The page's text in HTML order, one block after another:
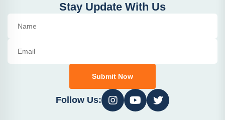
Stay Update With Us
Submit Now
Follow Us: